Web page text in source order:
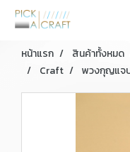
หน้าแรก สินค้าทั้งหมด
Craft
พวงกุญแจ